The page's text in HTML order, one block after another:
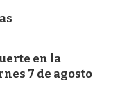
en la
7 de agosto